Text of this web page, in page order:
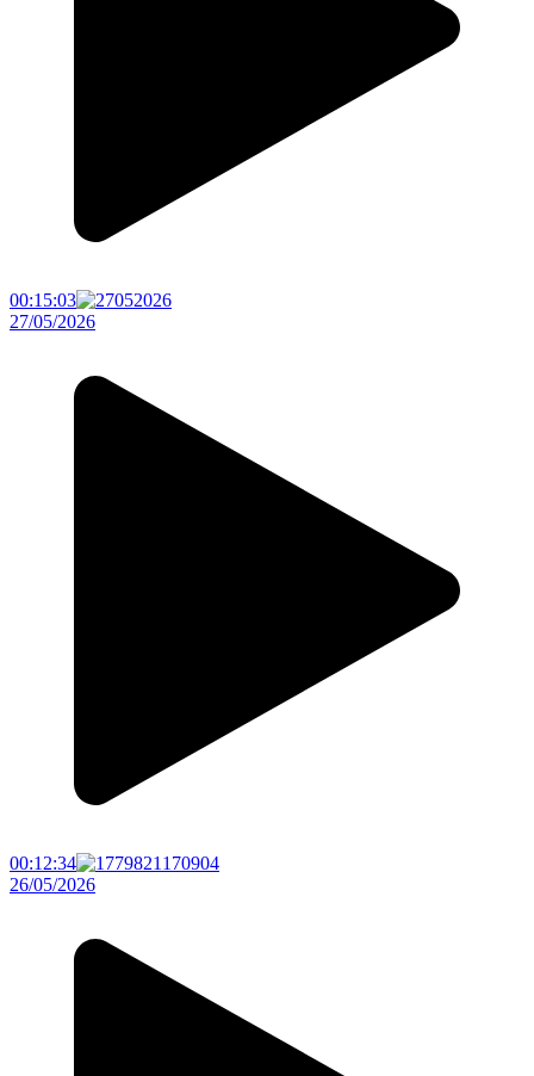
00:15:03
27/05/2026
00:12:34
26/05/2026